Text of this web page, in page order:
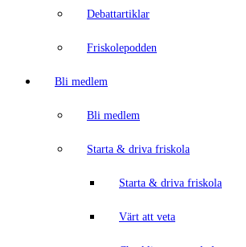
Debattartiklar
Friskolepodden
Bli medlem
Bli medlem
Starta & driva friskola
Starta & driva friskola
Värt att veta